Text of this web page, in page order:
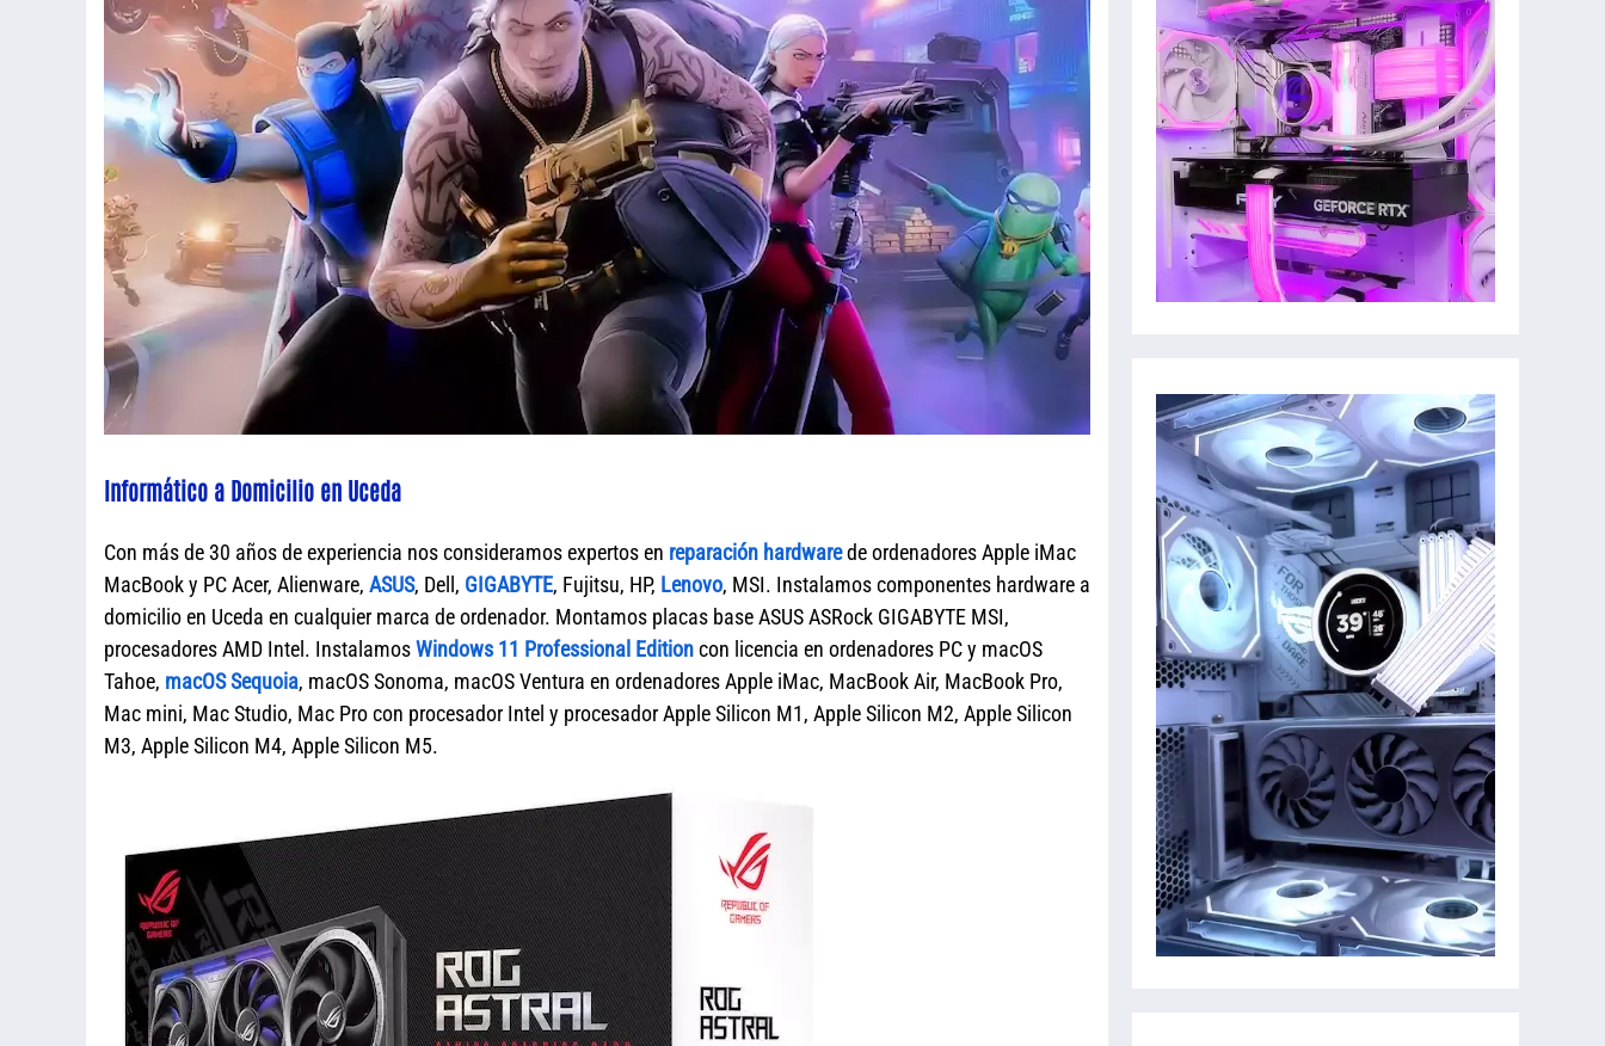
Informático a Domicilio en Uceda
Con más de 30 años de experiencia nos consideramos expertos en reparación hardwarede ordenadores Apple iMac
MacBook y PC Acer, Alienware, ASUS, Dell, GIGABYTE, Fujitsu, HP, Lenovo, MSI. Instalamos componentes hardware a
domicilio en Uceda en cualquier marca de ordenador. Montamos placas base ASUS ASRock GIGABYTE MSI,
procesadores AMD Intel. InstalamosWindows 11 Professional Editioncon licencia en ordenadores PC y macOS
Tahoe, macOS Sequoia, macOS Sonoma, macOS Ventura en ordenadores Apple iMac, MacBook Air, MacBook Pro,
Mac mini, Mac Studio, Mac Pro con procesador Intel y procesador Apple Silicon M1, Apple Silicon M2, Apple Silicon
M3, Apple Silicon M4, Apple Silicon M5.